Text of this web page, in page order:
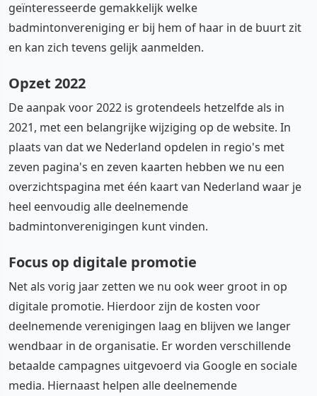
geïnteresseerde gemakkelijk welke
badmintonvereniging er bij hem of haar in de buurt zit
en kan zich tevens gelijk aanmelden.
Opzet 2022
De aanpak voor 2022 is grotendeels hetzelfde als in
2021, met een belangrijke wijziging op de website. In
plaats van dat we Nederland opdelen in regio's met
zeven pagina's en zeven kaarten hebben we nu een
overzichtspagina met één kaart van Nederland waar je
heel eenvoudig alle deelnemende
badmintonverenigingen kunt vinden.
Focus op digitale promotie
Net als vorig jaar zetten we nu ook weer groot in op
digitale promotie. Hierdoor zijn de kosten voor
deelnemende verenigingen laag en blijven we langer
wendbaar in de organisatie. Er worden verschillende
betaalde campagnes uitgevoerd via Google en sociale
media. Hiernaast helpen alle deelnemende